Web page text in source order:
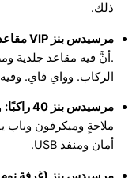
ذلك.
مرسيدس بنز VIP مقاعد وجهًا لوجه:
.أنَّ فيه مقاعد جلدية
الركاب. وواي فاي.
مرسيدس بنز 40 راكبًا:
ملاحةٍ وميكرفون وباب
أمان ومنفذ USB.